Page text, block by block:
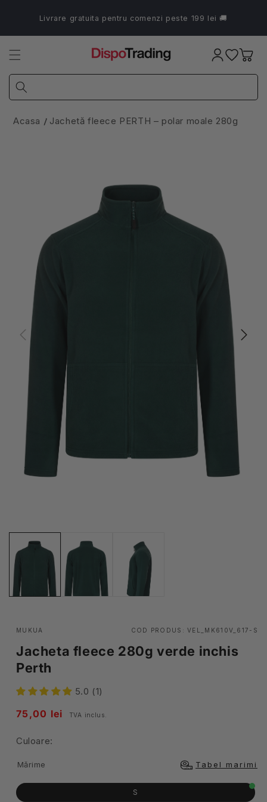
conținutLivrare gratuita pentru comenzi peste 199 lei 🚚
Coș
Acasa Jachetă fleece PERTH – polar moale 280g
MUKUA COD PRODUS:VEL_MK610V_617-S
Jacheta fleece 280g verde inchis
Perth
5.0 (1)
Pret
75,00 lei TVA inclus.
Culoare:
Mărime Tabel marimi
S